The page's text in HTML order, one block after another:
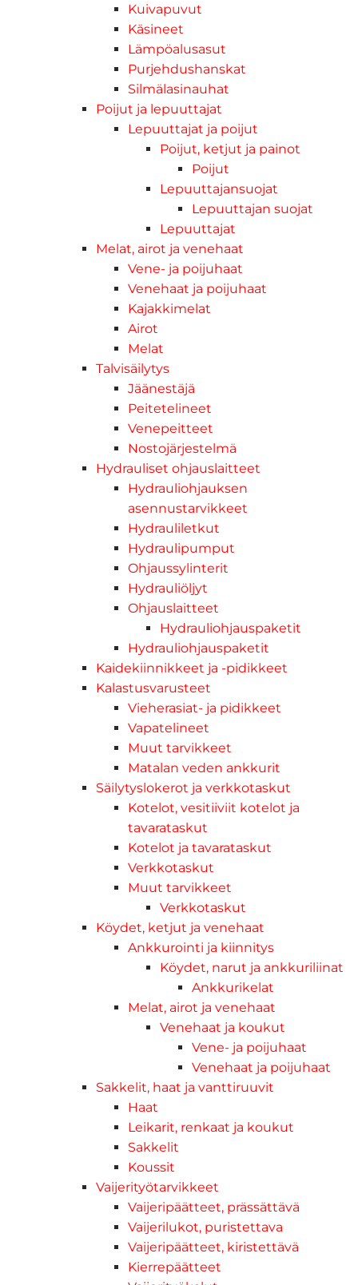
Kuivapuvut
Käsineet
Lämpöalusasut
Purjehdushanskat
Silmälasinauhat
Poijut ja lepuuttajat
Lepuuttajat ja poijut
Poijut, ketjut ja painot
Poijut
Lepuuttajansuojat
Lepuuttajan suojat
Lepuuttajat
Melat, airot ja venehaat
Vene- ja poijuhaat
Venehaat ja poijuhaat
Kajakkimelat
Airot
Melat
Talvisäilytys
Jäänestäjä
Peitetelineet
Venepeitteet
Nostojärjestelmä
Hydrauliset ohjauslaitteet
Hydrauliohjauksen
asennustarvikkeet
Hydrauliletkut
Hydraulipumput
Ohjaussylinterit
Hydrauliöljyt
Ohjauslaitteet
Hydrauliohjauspaketit
Hydrauliohjauspaketit
Kaidekiinnikkeet ja -pidikkeet
Kalastusvarusteet
Vieherasiat- ja pidikkeet
Vapatelineet
Muut tarvikkeet
Matalan veden ankkurit
Säilytyslokerot ja verkkotaskut
Kotelot, vesitiiviit kotelot ja
tavarataskut
Kotelot ja tavarataskut
Verkkotaskut
Muut tarvikkeet
Verkkotaskut
Köydet, ketjut ja venehaat
Ankkurointi ja kiinnitys
Köydet, narut ja ankkuriliinat
Ankkurikelat
Melat, airot ja venehaat
Venehaat ja koukut
Vene- ja poijuhaat
Venehaat ja poijuhaat
Sakkelit, haat ja vanttiruuvit
Haat
Leikarit, renkaat ja koukut
Sakkelit
Koussit
Vaijerityötarvikkeet
Vaijeripäätteet, prässättävä
Vaijerilukot, puristettava
Vaijeripäätteet, kiristettävä
Kierrepäätteet